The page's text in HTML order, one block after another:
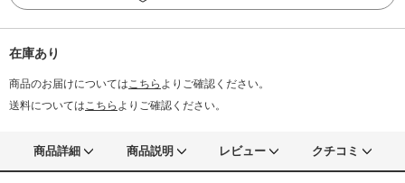
在庫あり
商品のお届けについてはこちら よりご確認ください。
送料についてはこちら よりご確認ください。
商品詳細 商品説明 レビュー クチコミ